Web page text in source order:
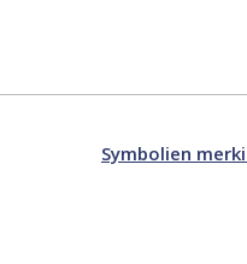
Symbolien